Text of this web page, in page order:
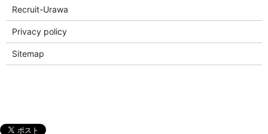
Recruit-Urawa
Privacy policy
Sitemap